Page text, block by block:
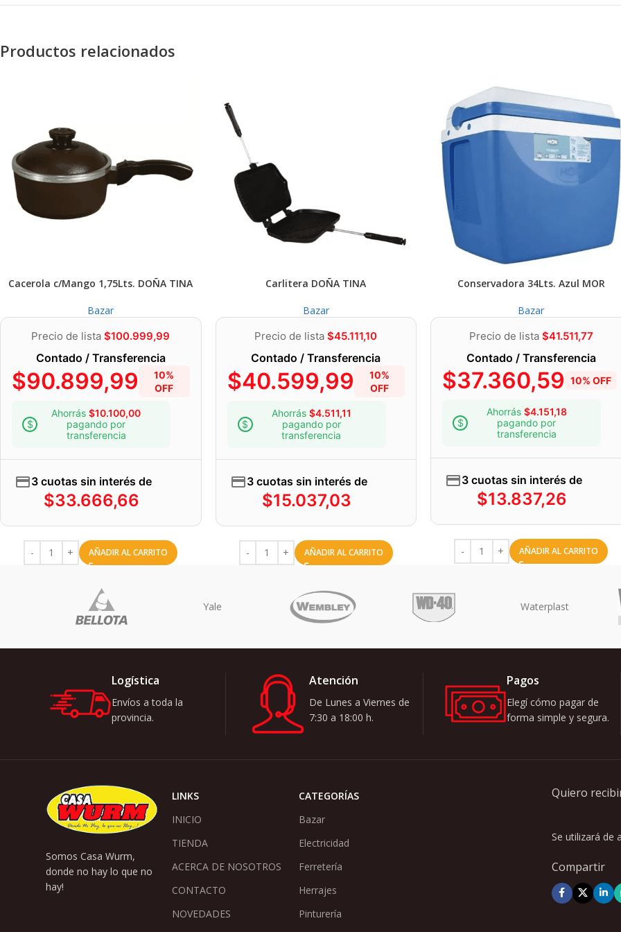
Productos relacionados
Cacerola c/Mango 1,75Lts. DOÑA TINA
Bazar
Precio de lista$100.999,99
Contado / Transferencia
$90.899,99
10%
OFF
Ahorrás $10.100,00
pagando por
transferencia
3 cuotas sin interés de
$33.666,66
AÑADIR AL CARRITO
Carlitera DOÑA TINA
Bazar
Precio de lista$45.111,10
Contado / Transferencia
$40.599,99
10%
OFF
Ahorrás $4.511,11
pagando por
transferencia
3 cuotas sin interés de
$15.037,03
AÑADIR AL CARRITO
Conservadora 34Lts. Azul MOR
Bazar
Precio de lista $41.511,77
Contado / Transferencia
$37.360,59 10% OFF
Ahorrás $4.151,18
pagando por
transferencia
3 cuotas sin interés de
$13.837,26
AÑADIR AL CARRITO
Logística
Envíos a toda la
provincia.
Atención
De Lunes a Viernes de
7:30 a 18:00 h.
Pagos
Elegí cómo pagar de
forma simple y segura.
Somos Casa Wurm,
donde no hay lo que no
hay!
LINKS
INICIO
TIENDA
ACERCA DE NOSOTROS
CONTACTO
NOVEDADES
CATEGORÍAS
Bazar
Electricidad
Ferretería
Herrajes
Pinturería
Quiero
Se utilizará de
Compartir